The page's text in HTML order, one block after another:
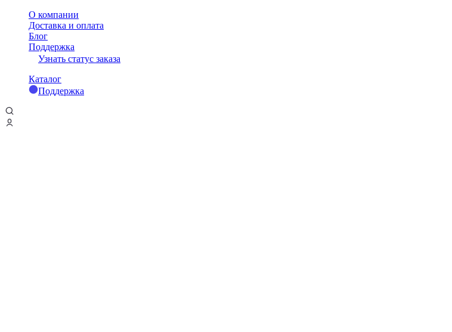
О компании
Доставка и оплата
Блог
Поддержка
Узнать статус заказа
Каталог
Поддержка